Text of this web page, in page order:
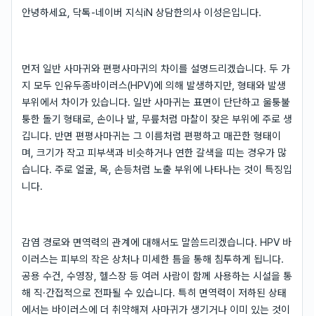
안녕하세요, 닥톡-네이버 지식iN 상담한의사 이성은입니다.
먼저 일반 사마귀와 편평사마귀의 차이를 설명드리겠습니다. 두 가
지 모두 인유두종바이러스(HPV)에 의해 발생하지만, 형태와 발생
부위에서 차이가 있습니다. 일반 사마귀는 표면이 단단하고 울퉁불
퉁한 돌기 형태로, 손이나 발, 무릎처럼 마찰이 잦은 부위에 주로 생
깁니다. 반면 편평사마귀는 그 이름처럼 편평하고 매끈한 형태이
며, 크기가 작고 피부색과 비슷하거나 연한 갈색을 띠는 경우가 많
습니다. 주로 얼굴, 목, 손등처럼 노출 부위에 나타나는 것이 특징입
니다.
감염 경로와 면역력의 관계에 대해서도 말씀드리겠습니다. HPV 바
이러스는 피부의 작은 상처나 미세한 틈을 통해 침투하게 됩니다.
공용 수건, 수영장, 헬스장 등 여러 사람이 함께 사용하는 시설을 통
해 직·간접적으로 전파될 수 있습니다. 특히 면역력이 저하된 상태
에서는 바이러스에 더 취약해져 사마귀가 생기거나 이미 있는 것이